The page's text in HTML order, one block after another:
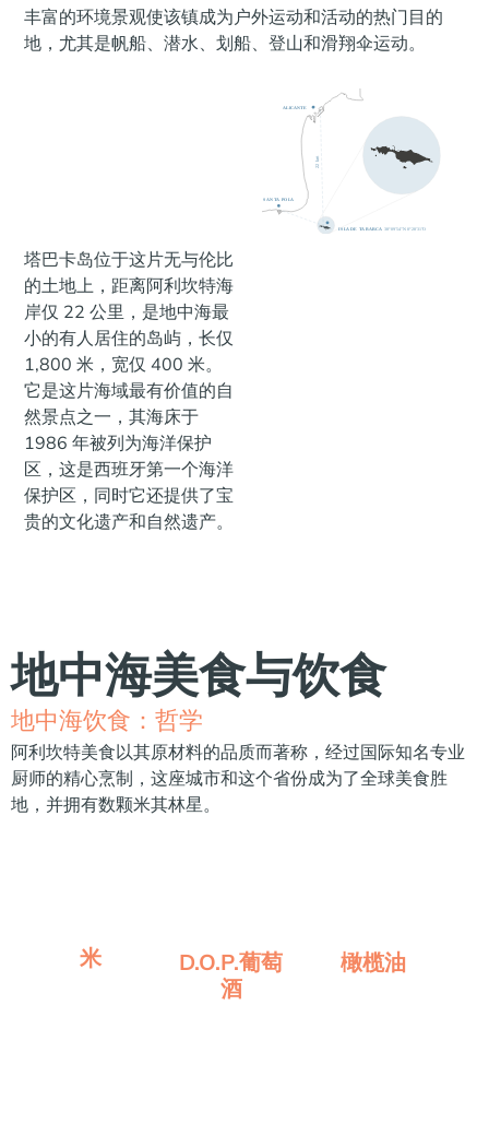
丰富的环境景观使该镇成为户外运动和活动的热门目的
地，尤其是帆船、潜水、划船、登山和滑翔伞运动。
塔巴卡岛位于这片无与伦比
的土地上，距离阿利坎特海
岸仅 22 公里，是地中海最
小的有人居住的岛屿，长仅
1,800 米，宽仅 400 米。
它是这片海域最有价值的自
然景点之一，其海床于
1986 年被列为海洋保护
区，这是西班牙第一个海洋
保护区，同时它还提供了宝
贵的文化遗产和自然遗产。
地中海美食与饮食
地中海饮食：哲学
阿利坎特美食以其原材料的品质而著称，经过国际知名专业
厨师的精心烹制，这座城市和这个省份成为了全球美食胜
地，并拥有数颗米其林星。
米
D.O.P.葡萄
酒
橄榄油